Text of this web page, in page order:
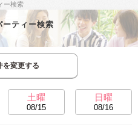
ー検索
ティー検索
を変更する
土曜
08/15
日曜
08/16